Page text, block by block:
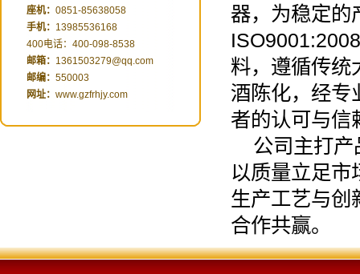
座机： 0851-85638058
手机： 13985536168
400电话：400-098-8538
邮箱： 1361503279@qq.com
邮编： 550003
网址： www.gzfrhjy.com
器，为稳定的
料，遵循传统
酒陈化，经专
者的认可与信
公司主打
以质量立足市
生产工艺与创
合作共赢。